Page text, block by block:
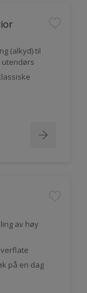
(alkyd) til
av høy
på en dag